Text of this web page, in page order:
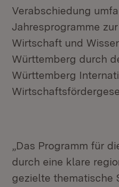
Verabschiedung
Jahresprogramme
Wirtschaft und
Württemberg durch
Württemberg
„Das Programm für
durch eine klare
gezielte thematische